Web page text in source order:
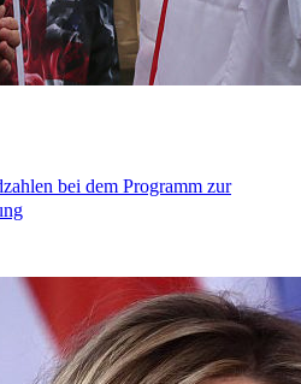
bei dem Programm zur